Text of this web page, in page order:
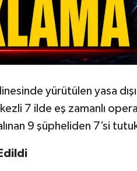
yürütülen yasa
7 ilde eş zamanlı
9 şüpheliden 7’si